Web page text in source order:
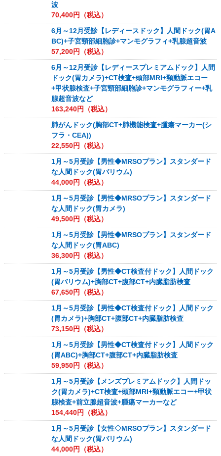
波
70,400円（税込）
6月～12月受診【レディースドック】人間ドック(胃A
BC)+子宮頸部細胞診+マンモグラフィ+乳腺超音波
57,200円（税込）
6月～12月受診【レディースプレミアムドック】人間
ドック(胃カメラ)+CT検査+頭部MRI+頸動脈エコー
+甲状腺検査+子宮頸部細胞診+マンモグラフィー+乳
腺超音波など
163,240円（税込）
肺がんドック(胸部CT+肺機能検査+腫瘍マーカー(シ
フラ・CEA))
22,550円（税込）
1月～5月受診【男性◆MRSOプラン】スタンダード
な人間ドック(胃バリウム)
44,000円（税込）
1月～5月受診【男性◆MRSOプラン】スタンダード
な人間ドック(胃カメラ)
49,500円（税込）
1月～5月受診【男性◆MRSOプラン】スタンダード
な人間ドック(胃ABC)
36,300円（税込）
1月～5月受診【男性◆CT検査付ドック】人間ドック
(胃バリウム)+胸部CT+腹部CT+内臓脂肪検査
67,650円（税込）
1月～5月受診【男性◆CT検査付ドック】人間ドック
(胃カメラ)+胸部CT+腹部CT+内臓脂肪検査
73,150円（税込）
1月～5月受診【男性◆CT検査付ドック】人間ドック
(胃ABC)+胸部CT+腹部CT+内臓脂肪検査
59,950円（税込）
1月～5月受診【メンズプレミアムドック】人間ドッ
ク(胃カメラ)+CT検査+頭部MRI+頸動脈エコー+甲状
腺検査+前立腺超音波+腫瘍マーカーなど
154,440円（税込）
1月～5月受診【女性◇MRSOプラン】スタンダード
な人間ドック(胃バリウム)
44,000円（税込）